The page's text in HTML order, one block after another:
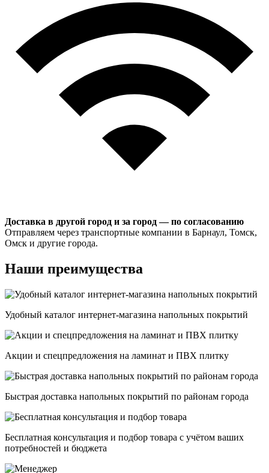
Доставка в другой город и за город — по согласованию
Отправляем через транспортные компании в Барнаул, Томск,
Омск и другие города.
Наши преимущества
Удобный каталог интернет-магазина напольных покрытий
Акции и спецпредложения на ламинат и ПВХ плитку
Быстрая доставка напольных покрытий по районам города
Бесплатная консультация и подбор товара с учётом ваших
потребностей и бюджета